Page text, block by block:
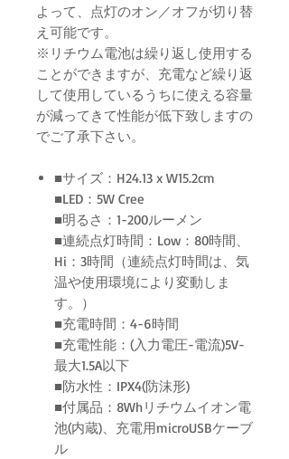
よって、点灯のオン／オフが切り替
え可能です。
※リチウム電池は繰り返し使用する
ことができますが、充電など繰り返
して使用しているうちに使える容量
が減ってきて性能が低下致しますの
でご了承下さい。
■サイズ：H24.13 x W15.2cm
■LED：5W Cree
■明るさ：1-200ルーメン
■連続点灯時間：Low：80時間、
Hi：3時間（連続点灯時間は、気
温や使用環境により変動しま
す。）
■充電時間：4-6時間
■充電性能：(入力電圧-電流)5V-
最大1.5A以下
■防水性：IPX4(防沫形)
■付属品：8Whリチウムイオン電
池(内蔵)、充電用microUSBケーブ
ル